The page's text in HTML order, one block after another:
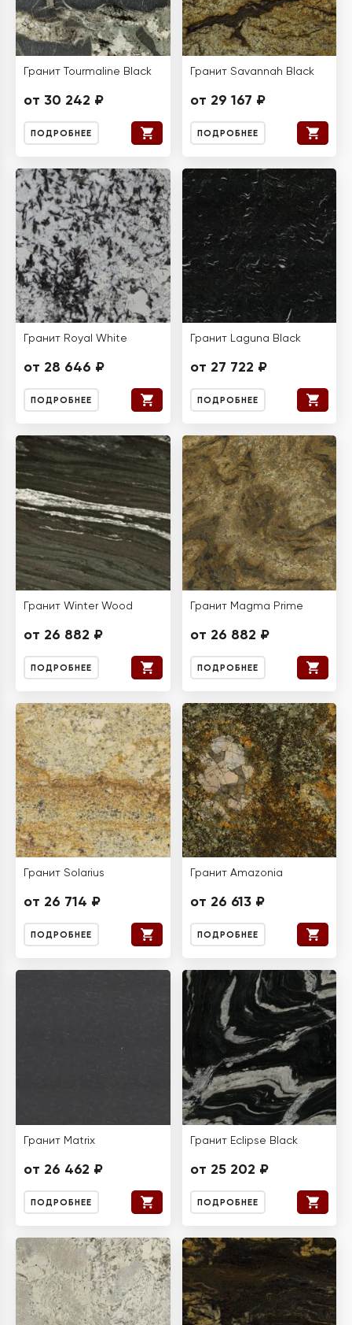
Гранит Tourmaline Black
от 30 242 ₽
ПОДРОБНЕЕ
Гранит Savannah Black
от 29 167 ₽
ПОДРОБНЕЕ
Гранит Royal White
от 28 646 ₽
ПОДРОБНЕЕ
Гранит Laguna Black
от 27 722 ₽
ПОДРОБНЕЕ
Гранит Winter Wood
от 26 882 ₽
ПОДРОБНЕЕ
Гранит Magma Prime
от 26 882 ₽
ПОДРОБНЕЕ
Гранит Solarius
от 26 714 ₽
ПОДРОБНЕЕ
Гранит Amazonia
от 26 613 ₽
ПОДРОБНЕЕ
Гранит Matrix
от 26 462 ₽
ПОДРОБНЕЕ
Гранит Eclipse Black
от 25 202 ₽
ПОДРОБНЕЕ